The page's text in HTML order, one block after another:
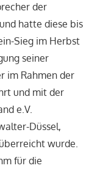
der
hatte diese bis
Sieg im Herbst
seiner
im Rahmen der
und mit der
e.V.
Düssel,
wurde.
für die